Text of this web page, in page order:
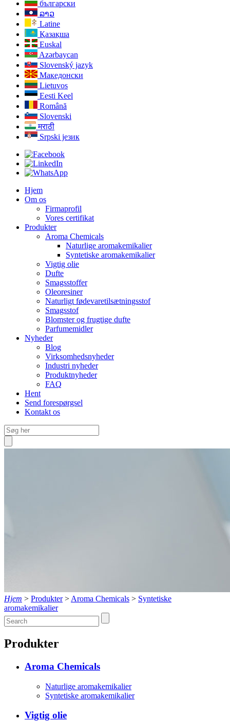
български
ລາວ
Latine
Қазақша
Euskal
Azərbaycan
Slovenský jazyk
Македонски
Lietuvos
Eesti Keel
Română
Slovenski
मराठी
Srpski језик
Hjem
Om os
Firmaprofil
Vores certifikat
Produkter
Aroma Chemicals
Naturlige aromakemikalier
Syntetiske aromakemikalier
Vigtig olie
Dufte
Smagsstoffer
Oleoresiner
Naturligt fødevaretilsætningsstof
Smagsstof
Blomster og frugtige dufte
Parfumemidler
Nyheder
Blog
Virksomhedsnyheder
Industri nyheder
Produktnyheder
FAQ
Hent
Send forespørgsel
Kontakt os
Hjem > Produkter> Aroma Chemicals > Syntetiske
aromakemikalier
Produkter
Aroma Chemicals
Naturlige aromakemikalier
Syntetiske aromakemikalier
Vigtig olie